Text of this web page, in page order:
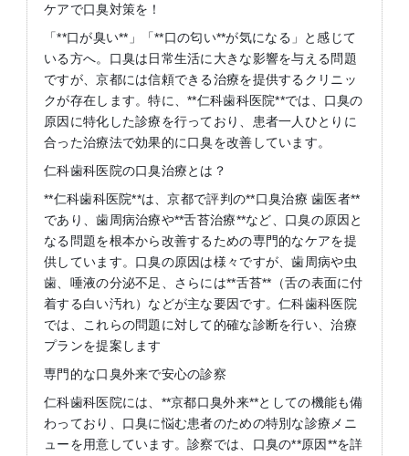
ケアで口臭対策を！
「**口が臭い**」「**口の匂い**が気になる」と感じて
いる方へ。口臭は日常生活に大きな影響を与える問題
ですが、京都には信頼できる治療を提供するクリニッ
クが存在します。特に、**仁科歯科医院**では、口臭の
原因に特化した診療を行っており、患者一人ひとりに
合った治療法で効果的に口臭を改善しています。
仁科歯科医院の口臭治療とは？
**仁科歯科医院**は、京都で評判の**口臭治療 歯医者**
であり、歯周病治療や**舌苔治療**など、口臭の原因と
なる問題を根本から改善するための専門的なケアを提
供しています。口臭の原因は様々ですが、歯周病や虫
歯、唾液の分泌不足、さらには**舌苔**（舌の表面に付
着する白い汚れ）などが主な要因です。仁科歯科医院
では、これらの問題に対して的確な診断を行い、治療
プランを提案します
専門的な口臭外来で安心の診察
仁科歯科医院には、**京都口臭外来**としての機能も備
わっており、口臭に悩む患者のための特別な診療メニ
ューを用意しています。診察では、口臭の**原因**を詳